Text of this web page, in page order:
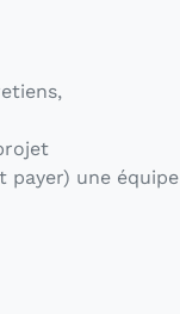
payer) une équipe